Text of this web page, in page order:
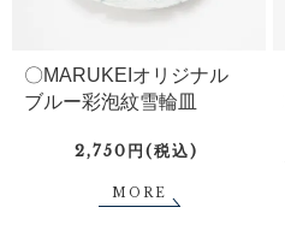
〇MARUKEIオリジナル
ブルー彩泡紋雪輪皿
2,750円(税込)
MORE